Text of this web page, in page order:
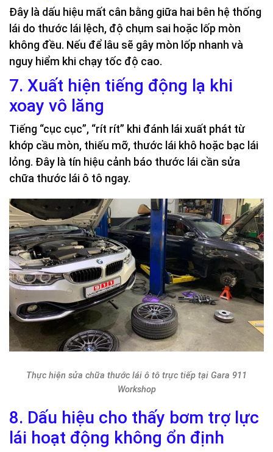
Đây là dấu hiệu mất cân bằng giữa hai bên hệ thống
lái do thước lái lệch, độ chụm sai hoặc lốp mòn
không đều. Nếu để lâu sẽ gây mòn lốp nhanh và
nguy hiểm khi chạy tốc độ cao.
7. Xuất hiện tiếng động lạ khi
xoay vô lăng
Tiếng “cục cục”, “rít rít” khi đánh lái xuất phát từ
khớp cầu mòn, thiếu mỡ, thước lái khô hoặc bạc lái
lỏng. Đây là tín hiệu cảnh báo thước lái cần sửa
chữa thước lái ô tô ngay.
Thực hiện sửa chữa thước lái ô tô trực tiếp tại Gara 911
Workshop
8. Dấu hiệu cho thấy bơm trợ lực
lái hoạt động không ổn định